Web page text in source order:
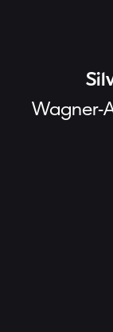
Wagner-